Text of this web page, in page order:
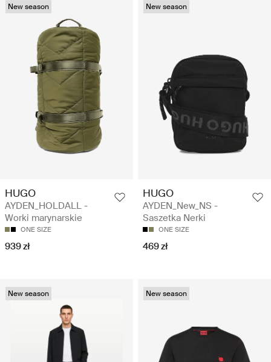
New season
HUGO
AYDEN_HOLDALL -
Worki marynarskie
ONE SIZE
939 zł
New season
HUGO
AYDEN_New_NS -
Saszetka Nerki
ONE SIZE
469 zł
New season New season